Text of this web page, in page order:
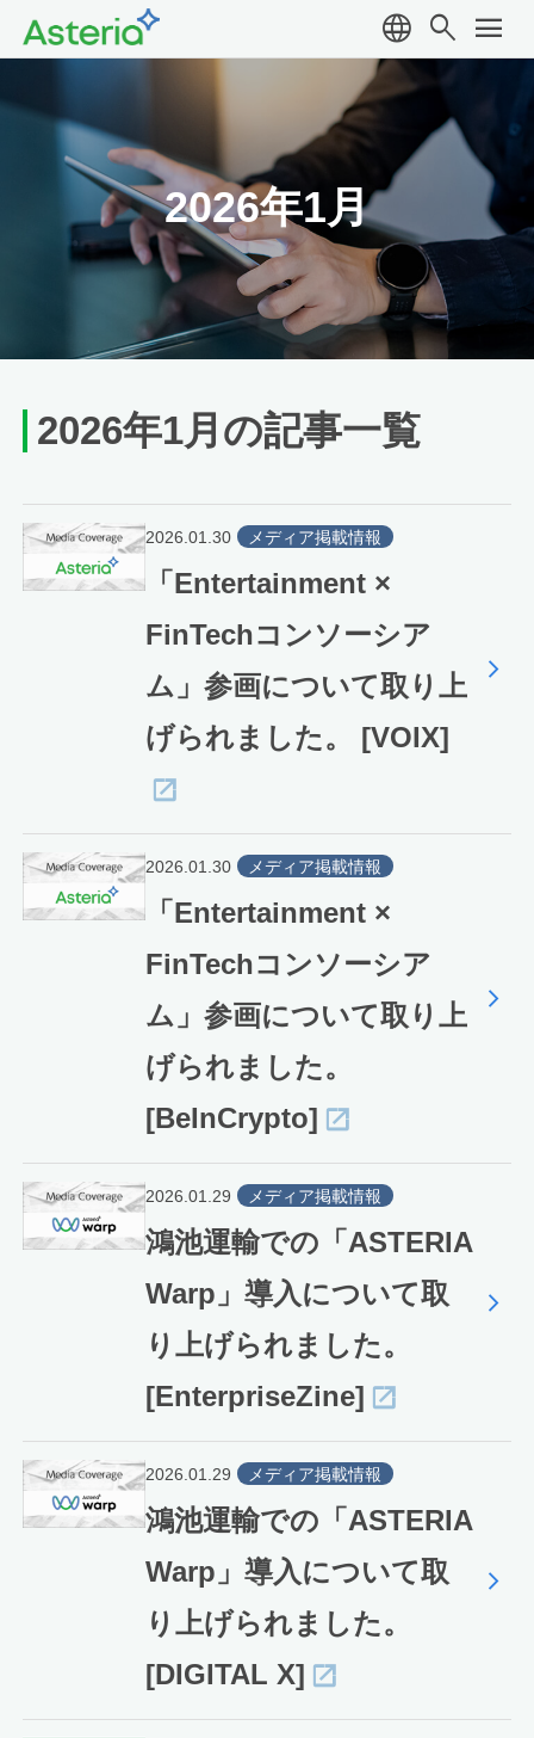
language search menu
2026年1月
2026年1月の記事一覧
2026.01.30 メディア掲載情報
「Entertainment ×
FinTechコンソーシア
ム」参画について取り上
げられました。 [VOIX]
2026.01.30 メディア掲載情報
「Entertainment ×
FinTechコンソーシア
ム」参画について取り上
げられました。
[BeInCrypto]
2026.01.29 メディア掲載情報
鴻池運輸での「ASTERIA
Warp」導入について取
り上げられました。
[EnterpriseZine]
2026.01.29 メディア掲載情報
鴻池運輸での「ASTERIA
Warp」導入について取
り上げられました。
[DIGITAL X]